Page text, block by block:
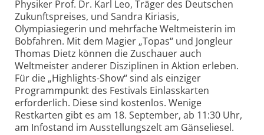
Physiker Prof. Dr. Karl Leo, Träger des Deutschen
Zukunftspreises, und Sandra Kiriasis,
Olympiasiegerin und mehrfache Weltmeisterin im
Bobfahren. Mit dem Magier „Topas“ und Jongleur
Thomas Dietz können die Zuschauer auch
Weltmeister anderer Disziplinen in Aktion erleben.
Für die „Highlights-Show“ sind als einziger
Programmpunkt des Festivals Einlasskarten
erforderlich. Diese sind kostenlos. Wenige
Restkarten gibt es am 18. September, ab 11:30 Uhr,
am Infostand im Ausstellungszelt am Gänseliesel.